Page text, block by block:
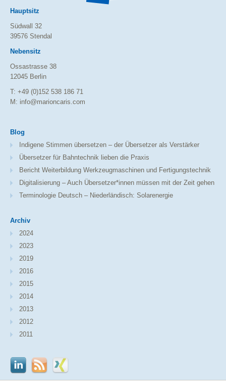
Hauptsitz
Südwall 32
39576 Stendal
Nebensitz
Ossastrasse 38
12045 Berlin
T: +49 (0)152 538 186 71
M: info@marioncaris.com
Blog
Indigene Stimmen übersetzen – der Übersetzer als Verstärker
Übersetzer für Bahntechnik lieben die Praxis
Bericht Weiterbildung Werkzeugmaschinen und Fertigungstechnik
Digitalisierung – Auch Übersetzer*innen müssen mit der Zeit gehen
Terminologie Deutsch – Niederländisch: Solarenergie
Archiv
2024
2023
2019
2016
2015
2014
2013
2012
2011